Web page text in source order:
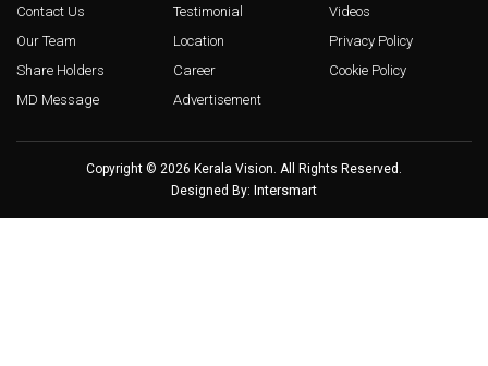
Contact Us
Our Team
Share Holders
MD Message
Testimonial
Location
Career
Advertisement
Videos
Privacy Policy
Cookie Policy
Copyright © 2026 Kerala Vision. All Rights Reserved.
Designed By: Intersmart